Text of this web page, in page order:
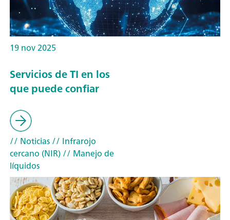
19 nov 2025
Servicios de TI en los
que puede confiar
// Noticias// Infrarojo
cercano (NIR)// Manejo de
líquidos